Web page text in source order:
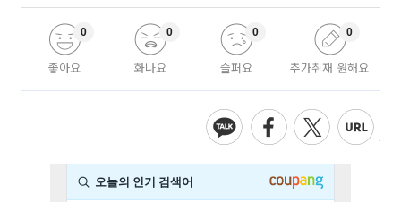
좋아요
0
화나요
0
슬퍼요
0
추가취재 원해요
0